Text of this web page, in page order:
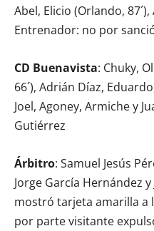
Abel, Elicio (Orlando, 87´),
Entrenador: no por
CD Buenavista: Chuky,
66´), Adrián Díaz,
Joel, Agoney, Armiche y
Gutiérrez
Árbitro: Samuel Jesús
Jorge García Hernández
mostró tarjeta amarilla a
por parte visitante